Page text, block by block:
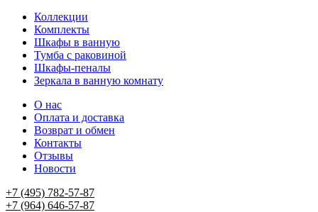
Коллекции
Комплекты
Шкафы в ванную
Тумба с раковиной
Шкафы-пеналы
Зеркала в ванную комнату
О нас
Оплата и доставка
Возврат и обмен
Контакты
Отзывы
Новости
+7 (495) 782-57-87
+7 (964) 646-57-87